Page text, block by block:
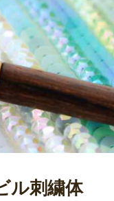
ル刺繍体